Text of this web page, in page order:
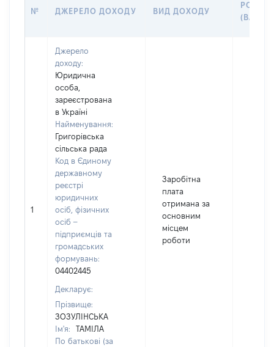
№ ДЖЕРЕЛО ДОХОДУ ВИД ДОХОДУ
РОЗМІР
1
Джерело
доходу:
Юридична
особа,
зареєстрована
в Україні
Найменування:
Григорівська
сільська рада
Код в Єдиному
державному
реєстрі
юридичних
осіб, фізичних
осіб –
підприємців та
громадських
формувань:
04402445
Декларує:
Прізвище:
ЗОЗУЛІНСЬКА
Ім'я:
ТАМІЛА
По батькові (за
Заробітна
плата
отримана за
основним
місцем
роботи